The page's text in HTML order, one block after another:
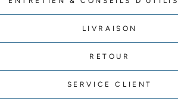
LIVRAISON
RETOUR
SERVICE CLIENT